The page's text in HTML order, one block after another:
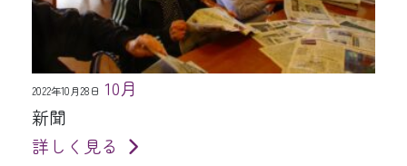
2022年10月28日 10月
新聞
詳しく見る